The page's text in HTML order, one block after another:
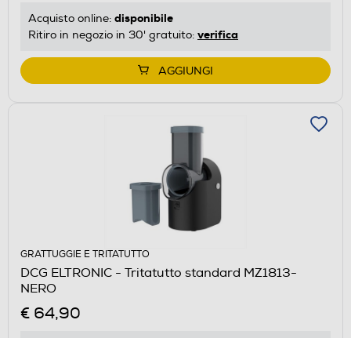
Acquisto online: disponibile
Ritiro in negozio in 30' gratuito: verifica
AGGIUNGI
GRATTUGGIE E TRITATUTTO
DCG ELTRONIC - Tritatutto standard MZ1813-
NERO
€ 64,90